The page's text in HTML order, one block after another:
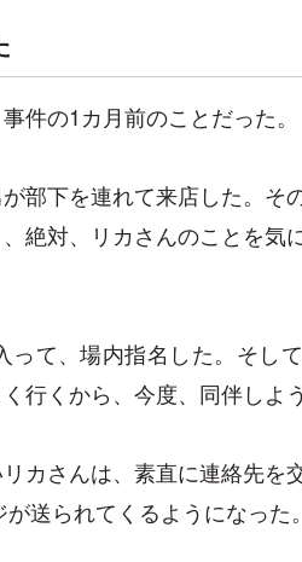
件の1カ月前のことだった。
部下を連れて来店した。そ
絶対、リカさんのことを気
て、場内指名した。そして
行くから、今度、同伴しよ
カさんは、素直に連絡先を
送られてくるようになった。